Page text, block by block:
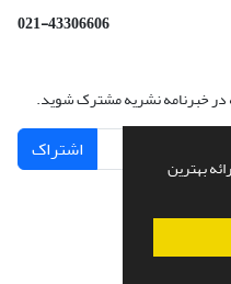
بهترین
021-43306606
در خبرنامه نشریه مشترک شوید.
اشتراک
سازی ازسیناوب